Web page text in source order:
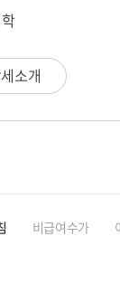
소개
비급여수가